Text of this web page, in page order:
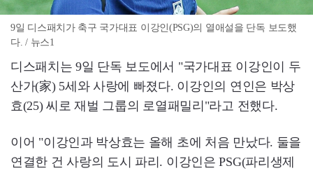
9일 디스패치가 축구 국가대표 이강인(PSG)의 열애설을 단독 보도했
다. / 뉴스1
디스패치는 9일 단독 보도에서 "국가대표 이강인이 두
산가(家) 5세와 사랑에 빠졌다. 이강인의 연인은 박상
효(25) 씨로 재벌 그룹의 로열패밀리"라고 전했다.
이어 "이강인과 박상효는 올해 초에 처음 만났다. 둘을
연결한 건 사랑의 도시 파리. 이강인은 PSG(파리생제